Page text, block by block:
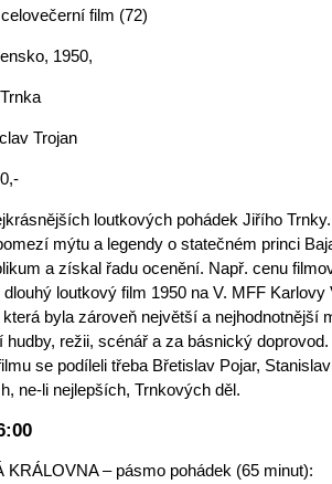
film (72)
1950,
Trojan
loutkových pohádek Jiřího
mýtu a legendy o statečném princi
a získal řadu ocenění. Např. cenu
loutkový film 1950 na V. MFF
která byla zároveň největší a nejhodnotnější
hudby, režii, scénář a za básnický
se podíleli třeba Břetislav Pojar,
ne-li nejlepších, Trnkových děl.
KRÁLOVNA – pásmo pohádek (65 minut):